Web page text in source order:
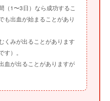
（1〜3日）なら成功するこ
も出血が始まることがあり
くみが出ることがあります
す）。
血が出ることがありますが